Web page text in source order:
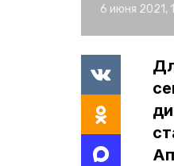
6 июня 2021,